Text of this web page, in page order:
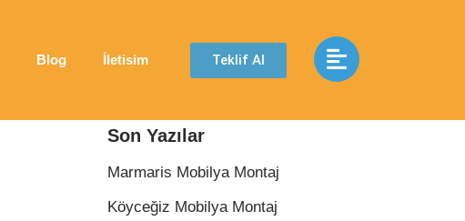
Blog İletisim Teklif Al
Son Yazılar
Marmaris Mobilya Montaj
Köyceğiz Mobilya Montaj